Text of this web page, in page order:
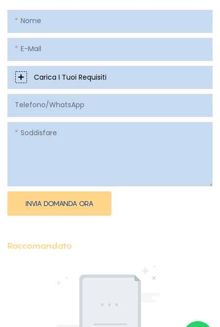
Nome
E-Mail
Carica I Tuoi Requisiti
Telefono/WhatsApp
Soddisfare
INVIA DOMANDA ORA
Raccomandato